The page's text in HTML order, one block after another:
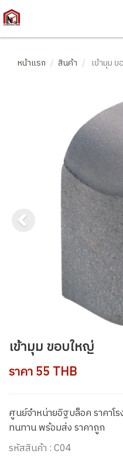
หน้าแรก สินค้า เข้ามุม
เข้ามุม ขอบใหญ่
ราคา 55 THB
ศูนย์จำหน่ายอิฐบล็อค ราคาโ
ทนทาน พร้อมส่ง ราคาถูก
รหัสสินค้า : C04